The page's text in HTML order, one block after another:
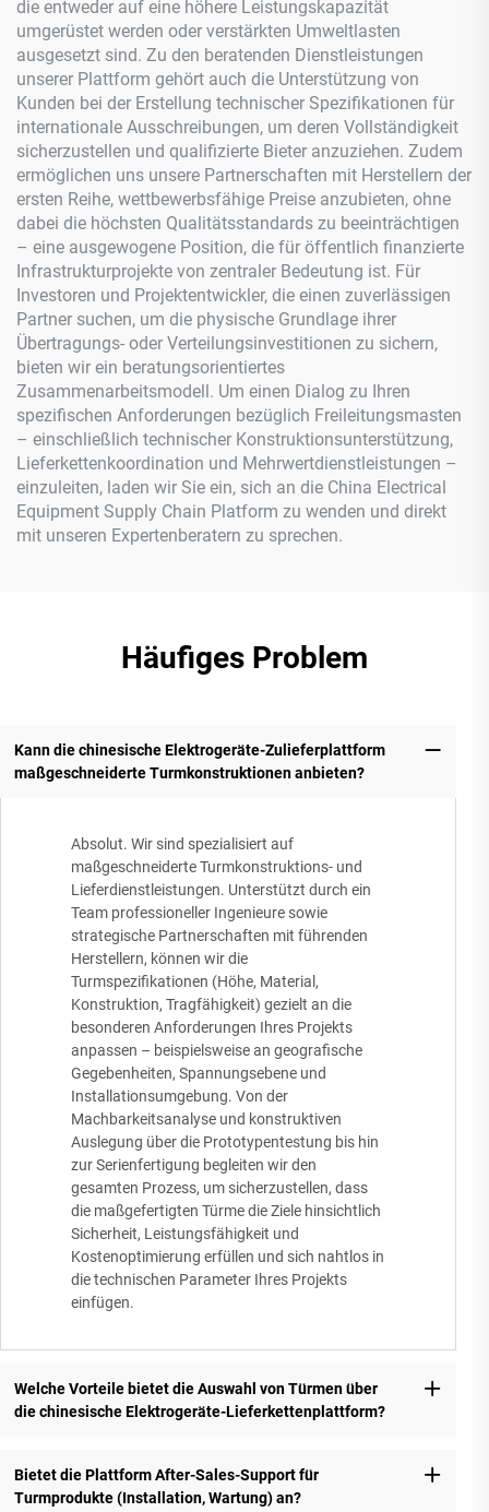
die entweder auf eine höhere Leistungskapazität
umgerüstet werden oder verstärkten Umweltlasten
ausgesetzt sind. Zu den beratenden Dienstleistungen
unserer Plattform gehört auch die Unterstützung von
Kunden bei der Erstellung technischer Spezifikationen für
internationale Ausschreibungen, um deren Vollständigkeit
sicherzustellen und qualifizierte Bieter anzuziehen. Zudem
ermöglichen uns unsere Partnerschaften mit Herstellern der
ersten Reihe, wettbewerbsfähige Preise anzubieten, ohne
dabei die höchsten Qualitätsstandards zu beeinträchtigen
– eine ausgewogene Position, die für öffentlich finanzierte
Infrastrukturprojekte von zentraler Bedeutung ist. Für
Investoren und Projektentwickler, die einen zuverlässigen
Partner suchen, um die physische Grundlage ihrer
Übertragungs- oder Verteilungsinvestitionen zu sichern,
bieten wir ein beratungsorientiertes
Zusammenarbeitsmodell. Um einen Dialog zu Ihren
spezifischen Anforderungen bezüglich Freileitungsmasten
– einschließlich technischer Konstruktionsunterstützung,
Lieferkettenkoordination und Mehrwertdienstleistungen –
einzuleiten, laden wir Sie ein, sich an die China Electrical
Equipment Supply Chain Platform zu wenden und direkt
mit unseren Expertenberatern zu sprechen.
Häufiges Problem
Kann die chinesische Elektrogeräte-Zulieferplattform
maßgeschneiderte Turmkonstruktionen anbieten?
Absolut. Wir sind spezialisiert auf
maßgeschneiderte Turmkonstruktions- und
Lieferdienstleistungen. Unterstützt durch ein
Team professioneller Ingenieure sowie
strategische Partnerschaften mit führenden
Herstellern, können wir die
Turmspezifikationen (Höhe, Material,
Konstruktion, Tragfähigkeit) gezielt an die
besonderen Anforderungen Ihres Projekts
anpassen – beispielsweise an geografische
Gegebenheiten, Spannungsebene und
Installationsumgebung. Von der
Machbarkeitsanalyse und konstruktiven
Auslegung über die Prototypentestung bis hin
zur Serienfertigung begleiten wir den
gesamten Prozess, um sicherzustellen, dass
die maßgefertigten Türme die Ziele hinsichtlich
Sicherheit, Leistungsfähigkeit und
Kostenoptimierung erfüllen und sich nahtlos in
die technischen Parameter Ihres Projekts
einfügen.
Welche Vorteile bietet die Auswahl von Türmen über
die chinesische Elektrogeräte-Lieferkettenplattform?
Bietet die Plattform After-Sales-Support für
Turmprodukte (Installation, Wartung) an?